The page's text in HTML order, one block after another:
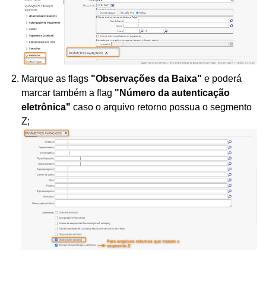
Marque as flags "Observações da Baixa" e poderá
marcar também a flag "Número da autenticação
eletrônica" caso o arquivo retorno possua o segmento
Z;